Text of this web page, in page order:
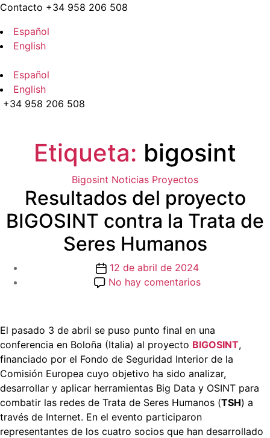
Saltar
contenido
Contacto +34 958 206 508
Español
English
Español
English
+34 958 206 508
Etiqueta: bigosint
Categorías
Bigosint Noticias Proyectos
Resultados del proyecto
BIGOSINT contra la Trata de
Seres Humanos
Fecha
de
12 de abril de 2024
No hay comentariosen
BIGOSINT
contra
la
Trata
de
Seres
Humanos
El pasado 3 de abril se puso punto final en una
conferencia en Boloña (Italia) al proyecto BIGOSINT,
financiado por el Fondo de Seguridad Interior de la
Comisión Europea cuyo objetivo ha sido analizar,
desarrollar y aplicar herramientas Big Data y OSINT para
combatir las redes de Trata de Seres Humanos (TSH) a
través de Internet. En el evento participaron
representantes de los cuatro socios que han desarrollado